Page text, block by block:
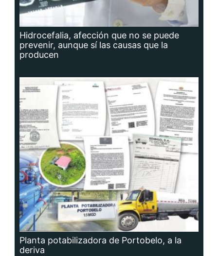
Hidrocefalia, afección que no se puede
prevenir, aunque sí las causas que la
producen
Planta potabilizadora de Portobelo, a la
deriva